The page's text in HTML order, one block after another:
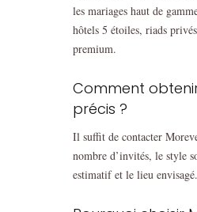
les mariages haut de
hôtels 5 étoiles, riads
premium.
Comment
précis ?
Il suffit de contacter
nombre d’invités, le style
estimatif et le lieu envisagé.